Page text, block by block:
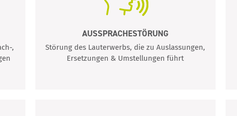
,
AUSSPRACHESTÖRUNG
Störung des Lauterwerbs, die zu Auslassungen,
Ersetzungen & Umstellungen führt